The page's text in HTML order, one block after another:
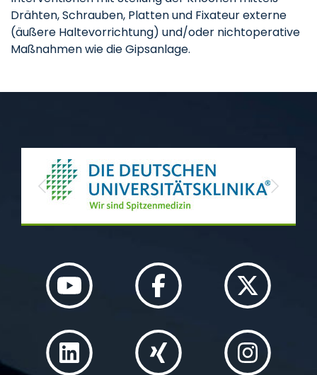
Drähten, Schrauben, Platten und Fixateur externe
(äußere Haltevorrichtung) und/oder nichtoperative
Maßnahmen wie die Gipsanlage.
Previous Next